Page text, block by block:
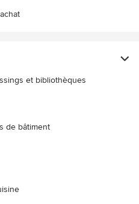
et bibliothèques
de bâtiment